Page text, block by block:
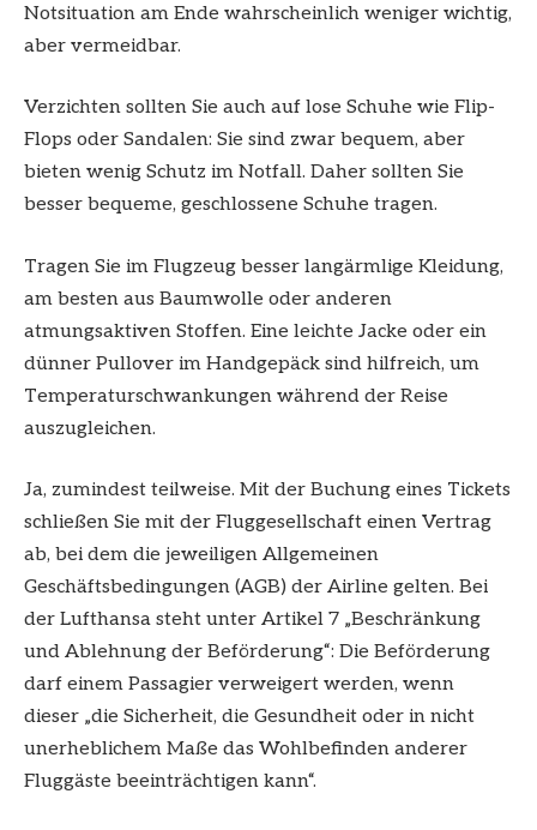
Notsituation am Ende wahrscheinlich weniger wichtig,
aber vermeidbar.
Verzichten sollten Sie auch auf lose Schuhe wie Flip-
Flops oder Sandalen: Sie sind zwar bequem, aber
bieten wenig Schutz im Notfall. Daher sollten Sie
besser bequeme, geschlossene Schuhe tragen.
Tragen Sie im Flugzeug besser langärmlige Kleidung,
am besten aus Baumwolle oder anderen
atmungsaktiven Stoffen. Eine leichte Jacke oder ein
dünner Pullover im Handgepäck sind hilfreich, um
Temperaturschwankungen während der Reise
auszugleichen.
Ja, zumindest teilweise. Mit der Buchung eines Tickets
schließen Sie mit der Fluggesellschaft einen Vertrag
ab, bei dem die jeweiligen Allgemeinen
Geschäftsbedingungen (AGB) der Airline gelten. Bei
der Lufthansa steht unter Artikel 7 „Beschränkung
und Ablehnung der Beförderung“: Die Beförderung
darf einem Passagier verweigert werden, wenn
dieser „die Sicherheit, die Gesundheit oder in nicht
unerheblichem Maße das Wohlbefinden anderer
Fluggäste beeinträchtigen kann“.